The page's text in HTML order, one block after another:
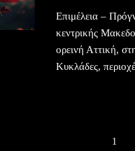
Επιμέλεια –
κεντρικής
ορεινή Αττική,
Κυκλάδες,
1